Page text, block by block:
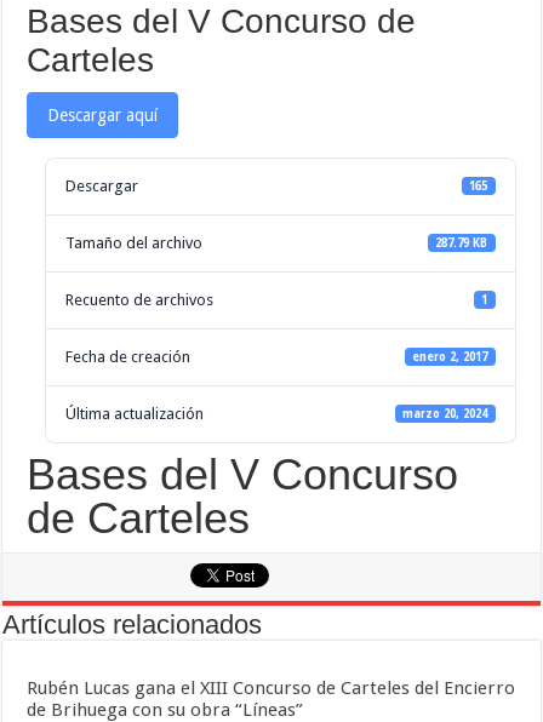
Bases del V Concurso de
Carteles
Descargar aquí
Descargar 165
Tamaño del archivo 287.79 KB
Recuento de archivos 1
Fecha de creación enero 2, 2017
Última actualización marzo 20, 2024
Bases del V Concurso
de Carteles
Artículos relacionados
Rubén Lucas gana el XIII Concurso de Carteles del Encierro
de Brihuega con su obra “Líneas”